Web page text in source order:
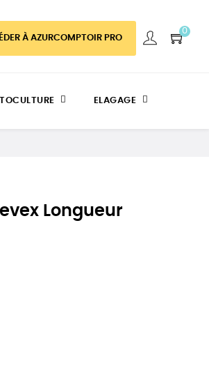
À AZURCOMPTOIR PRO
0
ELAGAGE
Longueur